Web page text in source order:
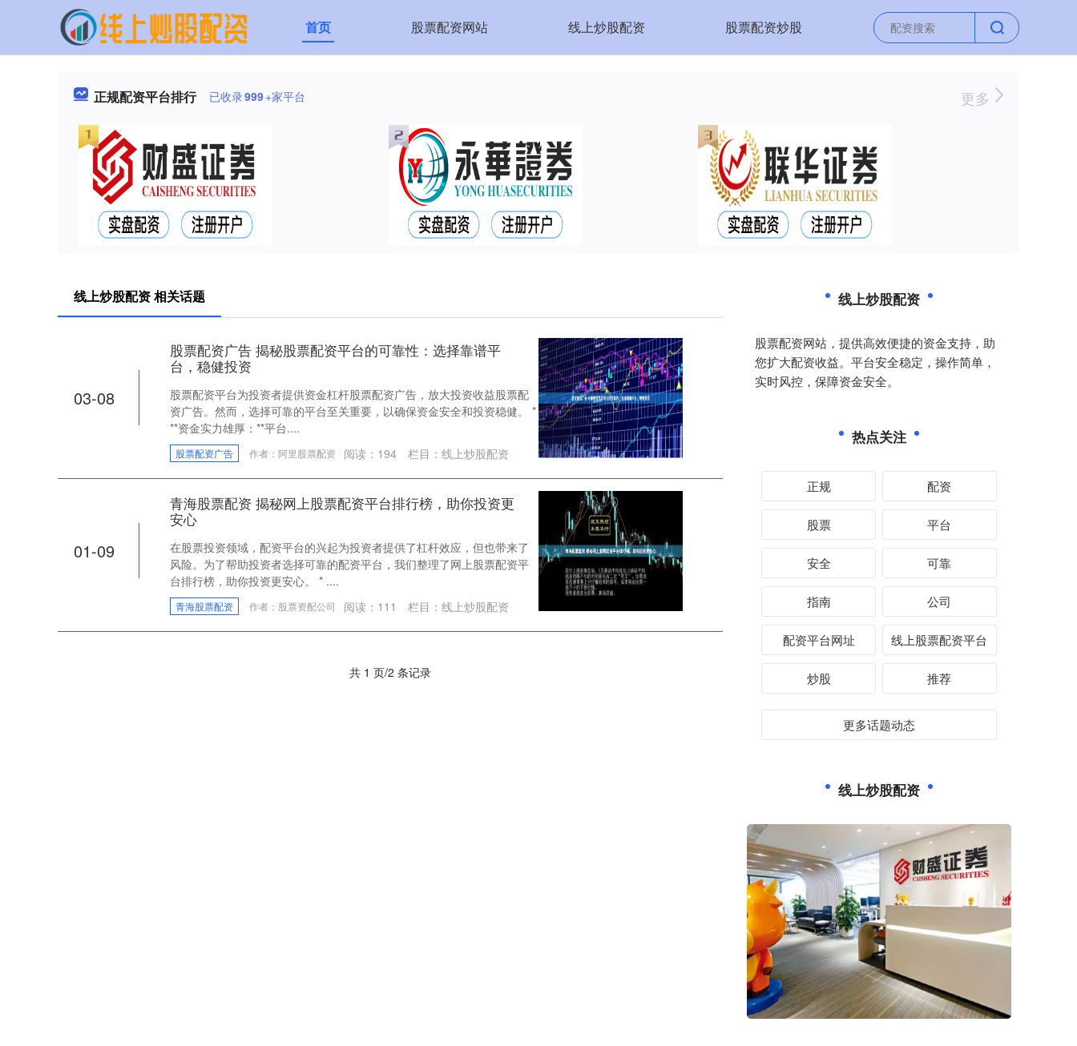
首页 股票配资网站 线上炒股配资 股票配资炒股
正规配资平台排行 已收录999+家平台 更多
线上炒股配资 相关话题
03-08
股票配资广告 揭秘股票配资平台的可靠性：选择靠谱平
台，稳健投资
股票配资平台为投资者提供资金杠杆股票配资广告，放大投资收益股票配
资广告。然而，选择可靠的平台至关重要，以确保资金安全和投资稳健。 *
**资金实力雄厚：**平台....
股票配资广告 作者：阿里股票配资 阅读： 194 栏目： 线上炒股配资
01-09
青海股票配资 揭秘网上股票配资平台排行榜，助你投资更
安心
在股票投资领域，配资平台的兴起为投资者提供了杠杆效应，但也带来了
风险。为了帮助投资者选择可靠的配资平台，我们整理了网上股票配资平
台排行榜，助你投资更安心。 * ....
青海股票配资 作者：股票资配公司 阅读： 111 栏目： 线上炒股配资
共 1 页/2 条记录
线上炒股配资
股票配资网站，提供高效便捷的资金支持，助
您扩大配资收益。平台安全稳定，操作简单，
实时风控，保障资金安全。
热点关注
正规 配资
股票 平台
安全 可靠
指南 公司
配资平台网址 线上股票配资平台
炒股 推荐
更多话题动态
线上炒股配资